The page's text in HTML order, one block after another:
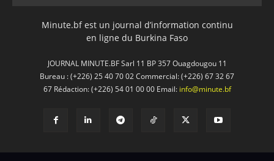
Minute.bf est un journal d’information continu
en ligne du Burkina Faso
JOURNAL MINUTE.BF Sarl 11 BP 357 Ouagdougou 11
Bureau : (+226) 25 40 70 02 Commercial: (+226) 67 32 67
67 Rédaction: (+226) 54 01 00 00 Email: info@minute.bf